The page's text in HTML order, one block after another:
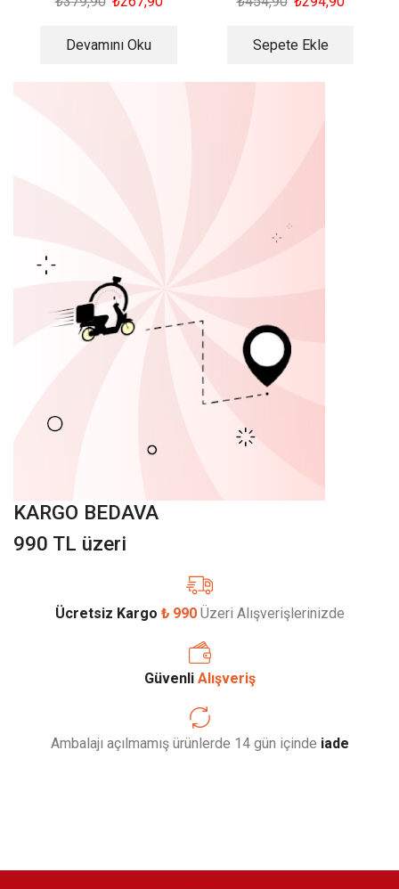
Devamını Oku Sepete Ekle
KARGO BEDAVA
990 TL üzeri
Ücretsiz Kargo ₺ 990Üzeri Alışverişlerinizde
Güvenli Alışveriş
Ambalajı açılmamış ürünlerde 14 gün içinde iade